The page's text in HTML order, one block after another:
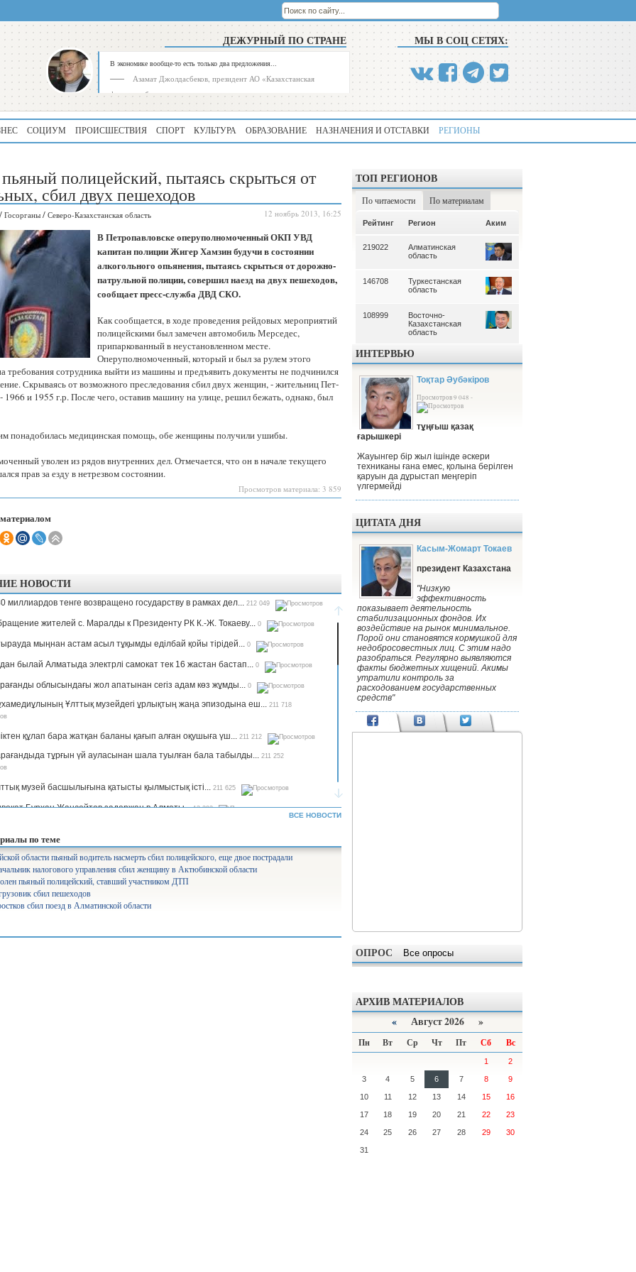
ДЕЖУРНЫЙ ПО СТРАНЕ
В экономике вообще-то есть только два предложения...
Азамат Джолдасбеков, президент АО «Казахстанская
фондовая биржа»
МЫ В СОЦ СЕТЯХ:
СОЦИУМ ПРОИСШЕСТВИЯ СПОРТ КУЛЬТУРА ОБРАЗОВАНИЕ НАЗНАЧЕНИЯ И ОТСТАВКИ РЕГИОНЫ
полицейский, пытаясь скрыться от
сбил двух пешеходов
/ Госорганы / Северо-Казахстанская область 12 ноябрь 2013, 16:25
В Петропавловске оперуполномоченный ОКП УВД
капитан полиции Жи­гер Хам­зин будучи в состоянии
алкогольного опьянения, пытаясь скрыться от дорожно-
патрульной полиции, совершил наезд на двух пешеходов,
сообщает пресс-служба ДВД СКО.
Как сообщается, в хо­де про­ве­де­ния рей­до­вых ме­ро­при­я­тий
полицейскими был замечен автомобиль Мерседес,
припаркованный в неустановленном месте.
Оперуполномоченный, который и был за рулем этого
тре­бо­ва­ния со­труд­ни­ка вый­ти из ма­ши­ны и предъ­явить до­ку­мен­ты не под­чи­нил­ся
Скры­ва­ясь от воз­мож­но­го пре­сле­до­ва­ния сбил двух женщин, - жи­тель­ниц Пет­
1966 и 1955 г.р. После чего, оста­вив ма­ши­ну на ули­це, решил бежать, однако, был
понадобилась медицинская помощь, обе женщины получили ушибы.
уволен из рядов внутренних дел. Отмечается, что он в начале текущего
прав за езду в нетрезвом состоянии.
Просмотров материала: 3 859
НОВОСТИ
миллиардов тенге возвращено государству в рамках дел... 212 049
жителей с. Маралды к Президенту РК К.-Ж. Токаеву... 0
мыңнан астам асыл тұқымды еділбай қойы тірідей... 0
былай Алматыда электрлі самокат тек 16 жастан бастап... 0
облысындағы жол апатынан сегіз адам көз жұмды... 0
Ұлттық музейдегі ұрлықтың жаңа эпизодына еш... 211 718
құлап бара жатқан баланы қағып алған оқушыға үш... 211 212
тұрғын үй ауласынан шала туылған бала табылды... 211 252
музей басшылығына қатысты қылмыстық істі... 211 625
Бурхан Жансейтов задержан в Алматы... 13 292
на комуслуги изменятся в Казахстане... 12 633
Аймағамбетов балалардың қауіпсіздігін қамтамасыз... 17 284
мектеп». Ұлттық жоба арқылы 582 мектеп бой көтереді...
лицензиялауды күшейтеміз - министр...
ВСЕ НОВОСТИ
по теме
области пьяный водитель насмерть сбил полицейского, еще двое пострадали
налогового управления сбил женщину в Актюбинской области
пьяный полицейский, ставший участником ДТП
сбил пешеходов
сбил поезд в Алматинской области
ТОП РЕГИОНОВ
По читаемости По материалам
339
область
195
Туркестанская
Казахстанская
область
Рейтинг Регион Аким
219022
Алматинская
область
146708
Туркестанская
область
108999
Восточно-
Казахстанская
область
ИНТЕРВЬЮ
Тоқтар Әубәкіров
Просмотров 9 048 -
тұңғыш қазақ
ғарышкері
Жауынгер бір жыл ішінде әскери
техниканы ғана емес, қолына берілген
қаруын да дұрыстап меңгеріп
үлгермейді
ЦИТАТА ДНЯ
Касым-Жомарт Токаев
президент Казахстана
"Низкую
эффективность
показывает деятельность
стабилизационных фондов. Их
воздействие на рынок минимальное.
Порой они становятся кормушкой для
недобросовестных лиц. С этим надо
разобраться. Регулярно выявляются
факты бюджетных хищений. Акимы
утратили контроль за
расходованием государственных
средств"
ОПРОС Все опросы
АРХИВ МАТЕРИАЛОВ
«Август 2026 »
Пн Вт Ср Чт Пт Сб Вс
1 2
3 4 5 6 7 8 9
10 11 12 13 14 15 16
17 18 19 20 21 22 23
24 25 26 27 28 29 30
31